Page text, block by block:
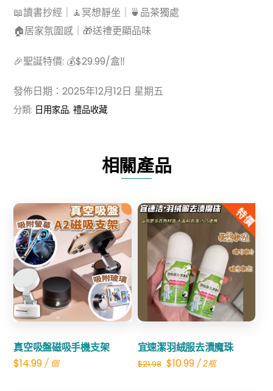
📖讀書抄經｜🧘冥想靜坐｜🍵品茶獨處
🏠居家氛圍感｜🎁送禮更顯品味
🎉聖誕特價: 💰$29.99/盒‼️
發佈日期：2025年12月12日 星期五
分類: 日用家品,禮品收藏
相關產品
真空吸盤磁吸手機支架
$14.99 / 個
Share
特價
宜速潔羽絨服去漬魔珠
$21.98 Original
$10.99Current
/ 2瓶
Share